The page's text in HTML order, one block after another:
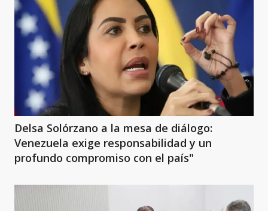
Delsa Solórzano a la mesa de diálogo:
Venezuela exige responsabilidad y un
profundo compromiso con el país"